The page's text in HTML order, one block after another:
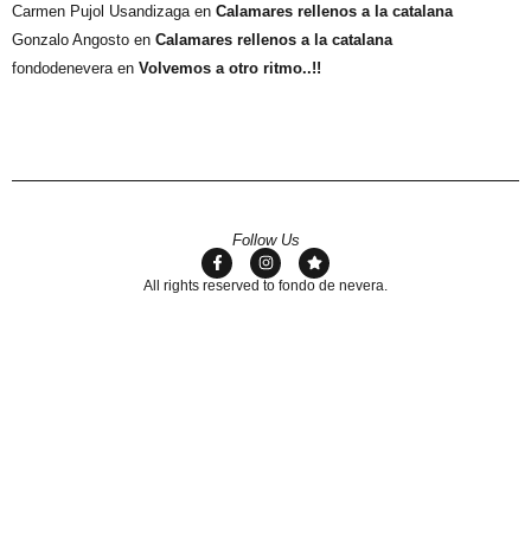
Carmen Pujol Usandizaga en Calamares rellenos a la catalana
Gonzalo Angosto en Calamares rellenos a la catalana
fondodenevera en Volvemos a otro ritmo..!!
Follow Us
All rights reserved to fondo de nevera.